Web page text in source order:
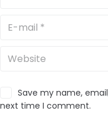
Save my name,
next time I comment.